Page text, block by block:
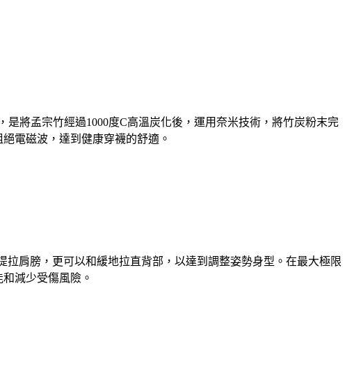
將孟宗竹經過1000度C高溫炭化後，運用奈米技術，將竹炭粉末完
電磁波，達到健康穿襪的舒適。
肩膀，更可以和緩地拉直背部，以達到調整姿勢身型。在最大極限
減少受傷風險。